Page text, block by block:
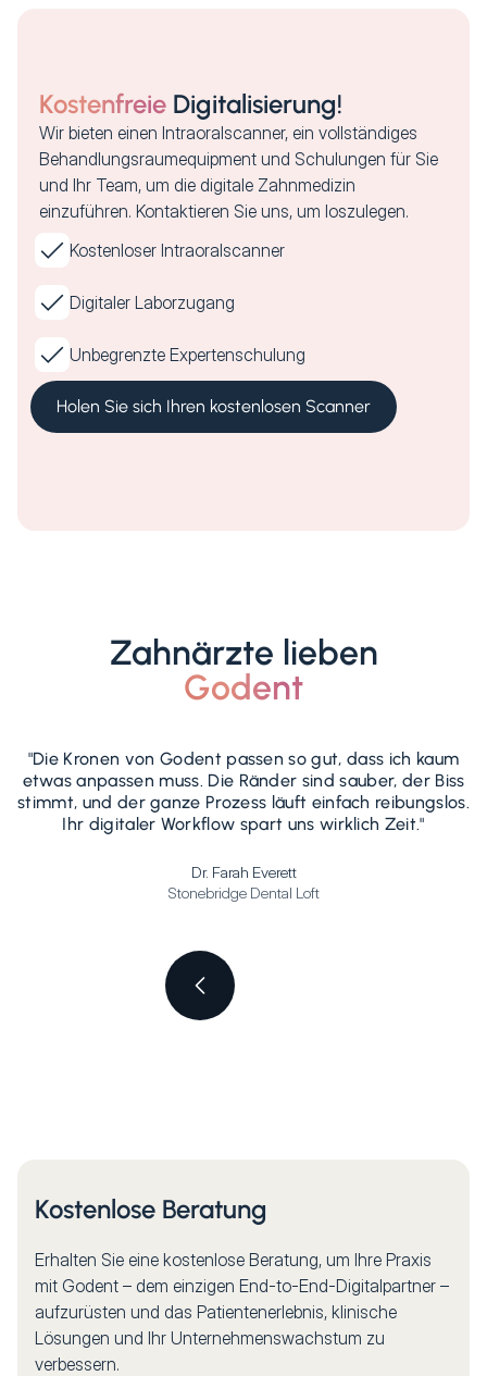
Kostenfreie Digitalisierung!
Wir bieten einen Intraoralscanner, ein vollständiges
Behandlungsraumequipment und Schulungen für Sie
und Ihr Team, um die digitale Zahnmedizin
einzuführen. Kontaktieren Sie uns, um loszulegen.
Kostenloser Intraoralscanner
Digitaler Laborzugang
Unbegrenzte Expertenschulung
Holen Sie sich Ihren kostenlosen Scanner
Zahnärzte lieben
Godent
"Die Kronen von Godent passen so gut, dass ich kaum
etwas anpassen muss. Die Ränder sind sauber, der Biss
stimmt, und der ganze Prozess läuft einfach reibungslos.
Ihr digitaler Workflow spart uns wirklich Zeit."
Dr. Farah Everett
Stonebridge Dental Loft
Kostenlose Beratung
Erhalten Sie eine kostenlose Beratung, um Ihre Praxis
mit Godent – dem einzigen End-to-End-Digitalpartner –
aufzurüsten und das Patientenerlebnis, klinische
Lösungen und Ihr Unternehmenswachstum zu
verbessern.